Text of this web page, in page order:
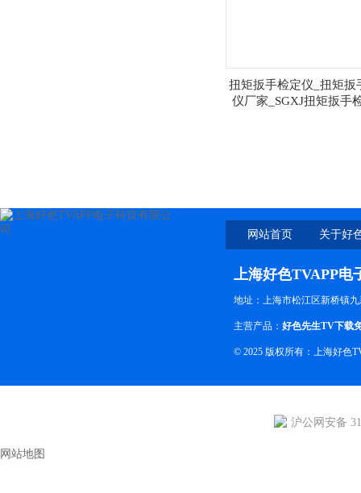
扭矩扳手检定仪_扭矩扳
仪厂家_SGXJ扭矩扳手
网站首页 关于好
上海好色TVAPP
地址：上海市松江区新桥镇
主营产品： 好色先生TV下载
© 2025 版权所有：上海好色
沪公网安备
网站地图